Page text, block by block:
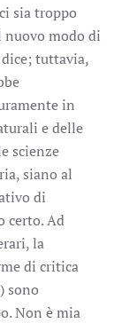
sia troppo
modo di
tuttavia,
in
e delle
scienze
siano al
di
certo. Ad
la
di critica
sono
Non è mia